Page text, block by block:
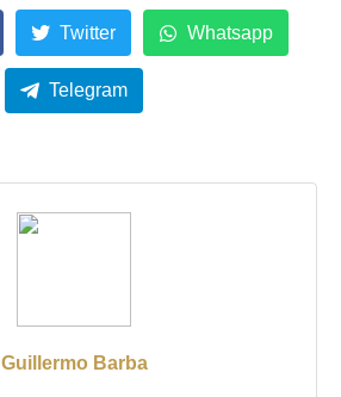
Twitter Whatsapp
Telegram
Guillermo Barba